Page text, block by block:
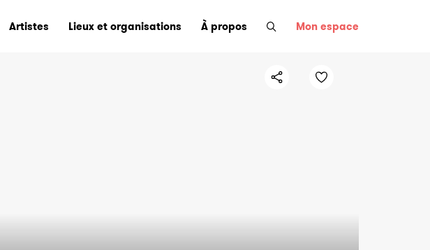
Artistes Lieux et organisations À propos Mon espace